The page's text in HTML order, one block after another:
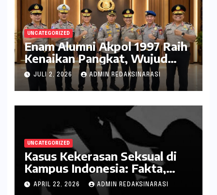
UNCATEGORIZED
Enam Alumni Akpol 1997 Raih
Kenaikan Pangkat, Wujud
Penghargaan atas Pengabdian
kepada Negara
JULI 2, 2026 ADMIN REDAKSINARASI
UNCATEGORIZED
Kasus Kekerasan Seksual di
Kampus Indonesia: Fakta,
Pola Berulang, dan Tantangan
Penanganannya
APRIL 22, 2026 ADMIN REDAKSINARASI